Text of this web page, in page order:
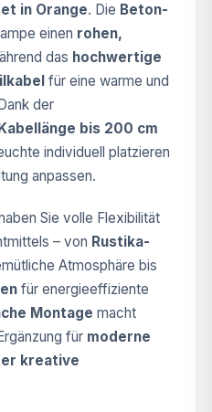
in Orange. Die Beton-
einen rohen,
das hochwertige
für eine warme und
der
bis 200 cm
individuell platzieren
anpassen.
Sie volle Flexibilität
– von Rustika-
Atmosphäre bis
für energieeffiziente
Montage macht
für moderne
kreative